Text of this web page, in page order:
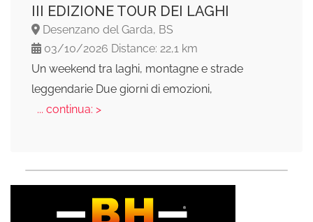
III EDIZIONE TOUR DEI LAGHI
Desenzano del Garda, BS
03/10/2026 Distance: 22,1 km
Un weekend tra laghi, montagne e strade
leggendarie Due giorni di emozioni,
... continua: >